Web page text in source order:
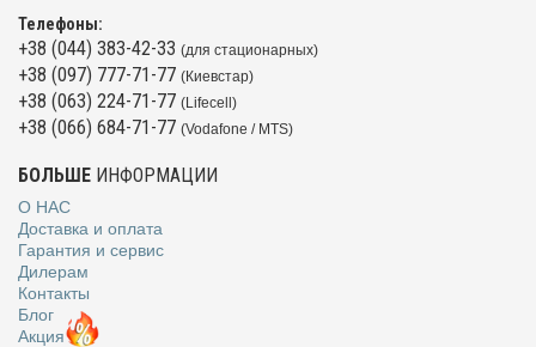
Телефоны:
+38 (044) 383-42-33 (для стационарных)
+38 (097) 777-71-77 (Киевстар)
+38 (063) 224-71-77 (Lifecell)
+38 (066) 684-71-77 (Vodafone / MTS)
БОЛЬШЕ ИНФОРМАЦИИ
О НАС
Доставка и оплата
Гарантия и сервис
Дилерам
Контакты
Блог
Акция